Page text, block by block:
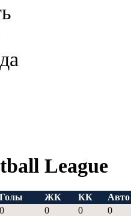
League
Голы ЖК КК
Авто
0 0 0 0